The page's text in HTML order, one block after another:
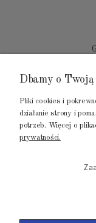
Dbamy o
Pliki cookies i
działanie strony i
potrzeb. Więcej o
prywatności.